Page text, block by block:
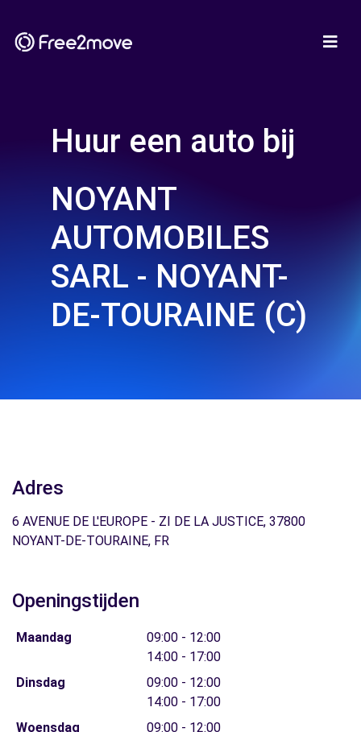
Huur een auto bij
NOYANT
AUTOMOBILES
SARL - NOYANT-
DE-TOURAINE (C)
Adres
6 AVENUE DE L'EUROPE - ZI DE LA JUSTICE, 37800
NOYANT-DE-TOURAINE, FR
Openingstijden
Maandag
09:00 - 12:00
14:00 - 17:00
Dinsdag
09:00 - 12:00
14:00 - 17:00
Woensdag
09:00 - 12:00